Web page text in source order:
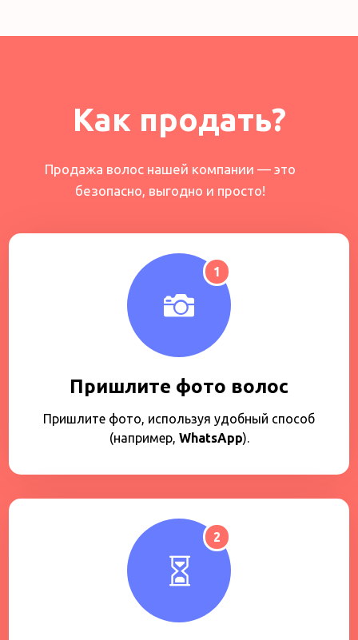
Как продать?
Продажа волос нашей компании — это
безопасно, выгодно и просто!
1
Пришлите фото волос
Пришлите фото, используя удобный способ
(например, WhatsApp).
2